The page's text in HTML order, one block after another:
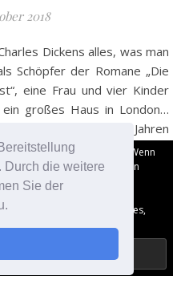
Durch die weitere
Sie der
2018
Schöpfer der Romane „Die
eine Frau und vier Kinder
großes Haus in London…
den letzten anderthalb Jahren
0 Kommentare
verwendet Cookies. Wenn
du der Verwendung von
zur Kontrolle von Cookies,